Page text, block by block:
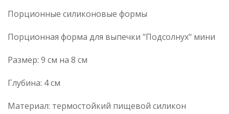
Порционные силиконовые формы
Порционная форма для выпечки "Подсолнух" мини
Размер: 9 см на 8 см
Глубина: 4 см
Материал: термостойкий пищевой силикон